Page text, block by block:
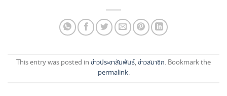
This entry was posted in ข่าวประชาสัมพันธ์,ข่าวสมาชิก. Bookmark the
permalink.